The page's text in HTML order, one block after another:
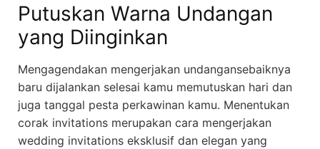
Putuskan Warna Undangan
yang Diinginkan
Mengagendakan mengerjakan undangansebaiknya
baru dijalankan selesai kamu memutuskan hari dan
juga tanggal pesta perkawinan kamu. Menentukan
corak invitations merupakan cara mengerjakan
wedding invitations eksklusif dan elegan yang